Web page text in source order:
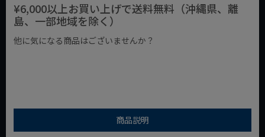
¥6,000以上お買い上げで送料無料（沖縄県、離
島、一部地域を除く）
他に気になる商品はございませんか？
商品説明